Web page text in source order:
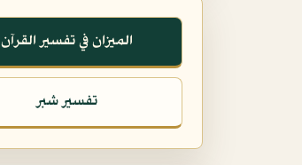
الميزان في تفسير القرآن
تفسير شبر